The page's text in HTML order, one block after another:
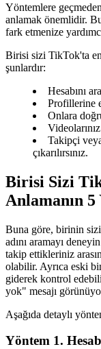
Yöntemlere
anlamak önemlidir.
fark etmenize
Birisi sizi TikTok'ta
şunlardır:
Hesabını
Profillerine
Onlara
Takipçi
çıkarılırsınız.
Birisi Sizi
Anlamanın 5
Buna göre, birinin
adını aramayı
takip ettikleriniz
olabilir. Ayrıca eski
giderek kontrol
yok" mesajı
Aşağıda detaylı
Yöntem 1.